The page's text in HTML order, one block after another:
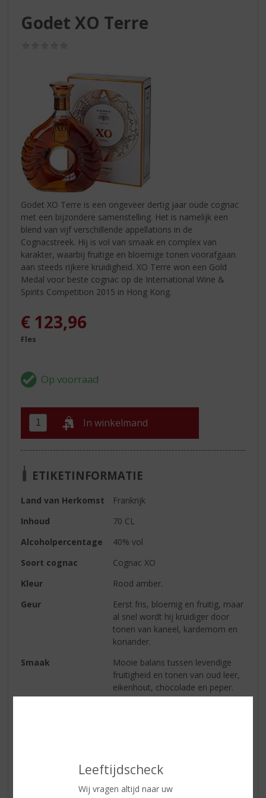
Leeftijdscheck
Wij vragen altijd naar uw
Godet XO Terre
Godet XO Terre is een ongeveer dertig jaar oude cognac
met een bijzondere samenstelling. Het is namelijk een
blend van vijf verschillende appellations in de
Cognacstreek. Hij is vol van smaak en complex van
karakter, waarbij fruitige en bloemige tonen voorafgaan
aan steeds rijkere kruidigheid. XO Terre won een Gold
Medal voor beste cognac op de International Wine &
Spirits Competition 2015 in Hong Kong.
€ 123,96
Fles
In winkelmand
ETIKETINFORMATIE
Land van Herkomst
Frankrijk
Inhoud
70 CL
Alcoholpercentage
40% vol
Soort cognac
Cognac XO
Kleur
Rood amber.
Geur
Eerst fris, bloemig en fruitig, maar
al snel wordt hij kruidiger door
tonen van kaneel, kardemom en
koriander.
Smaak
Mooie balans tussen levendige
fruitigheid en tonen van oud leer,
eikenhout, chocolade en peper.
Reviews
Schrijf een review